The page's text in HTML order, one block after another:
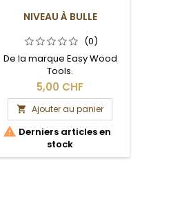
NIVEAU À BULLE
(0)
De la marque Easy Wood
Tools.
5,00 CHF
 Ajouter au panier
 Derniers articles en
stock